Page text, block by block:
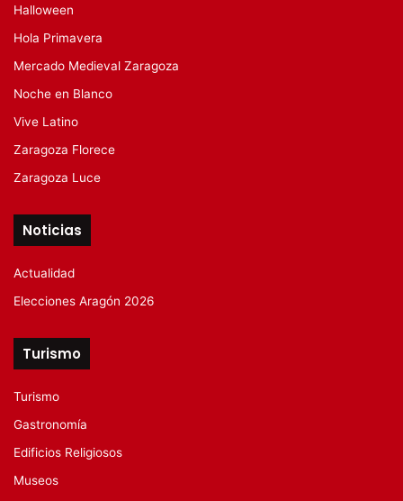
Halloween
Hola Primavera
Mercado Medieval Zaragoza
Noche en Blanco
Vive Latino
Zaragoza Florece
Zaragoza Luce
Noticias
Actualidad
Elecciones Aragón 2026
Turismo
Turismo
Gastronomía
Edificios Religiosos
Museos